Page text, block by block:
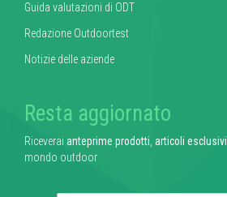
Guida valutazioni di ODT
Redazione Outdoortest
Notizie delle aziende
Resta aggiornato
Riceverai anteprime prodotti, articoli esclusivi
mondo outdoor